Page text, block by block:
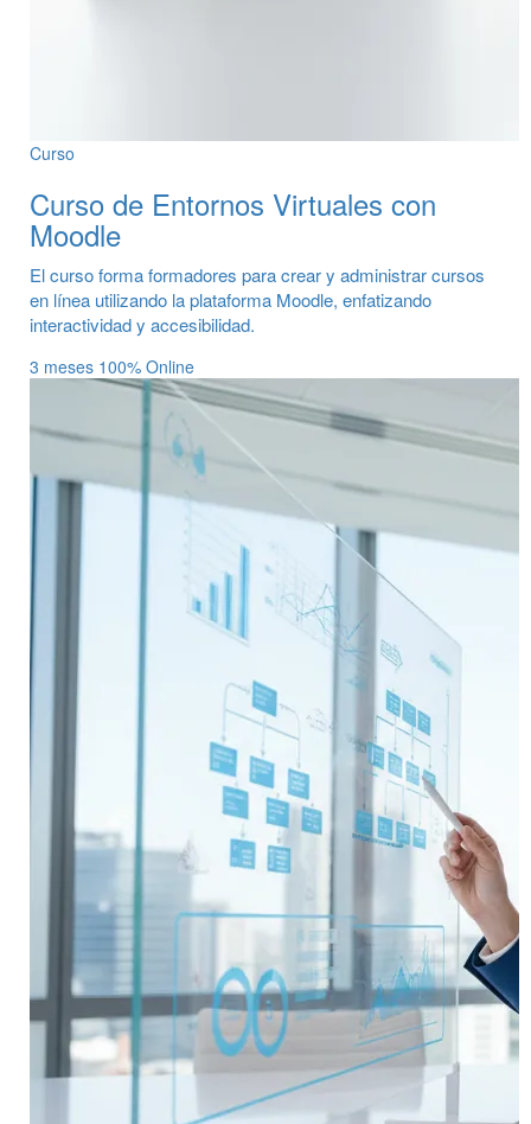
Curso
Curso de Entornos Virtuales con
Moodle
El curso forma formadores para crear y administrar cursos
en línea utilizando la plataforma Moodle, enfatizando
interactividad y accesibilidad.
3 meses 100% Online